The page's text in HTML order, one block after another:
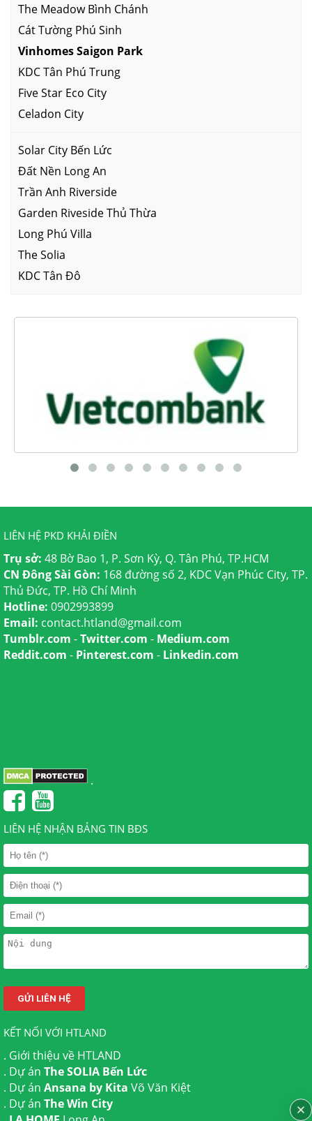
The Meadow Bình Chánh
Cát Tường Phú Sinh
Vinhomes Saigon Park
KDC Tân Phú Trung
Five Star Eco City
Celadon City
Solar City Bến Lức
Đất Nền Long An
Trần Anh Riverside
Garden Riveside Thủ Thừa
Long Phú Villa
The Solia
KDC Tân Đô
LIÊN HỆ PKD KHẢI ĐIỀN
Trụ sở: 48 Bờ Bao 1, P. Sơn Kỳ, Q. Tân Phú, TP.HCM
CN Đông Sài Gòn: 168 đường số 2, KDC Vạn Phúc City, TP.
Thủ Đức, TP. Hồ Chí Minh
Hotline: 0902993899
Email: contact.htland@gmail.com
Tumblr.com -Twitter.com - Medium.com
Reddit.com - Pinterest.com - Linkedin.com
.
LIÊN HỆ NHẬN BẢNG TIN BĐS
KẾT NỐI VỚI HTLAND
. Giới thiệu về HTLAND
. Dự án The SOLIA Bến Lức
. Dự án Ansana by Kita Võ Văn Kiệt
. Dự án The Win City